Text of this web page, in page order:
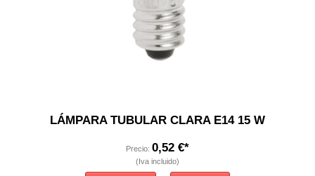
LÁMPARA TUBULAR CLARA E14 15 W
Precio: 0,52 €*
(Iva incluido)